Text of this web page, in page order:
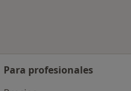
Para profesionales